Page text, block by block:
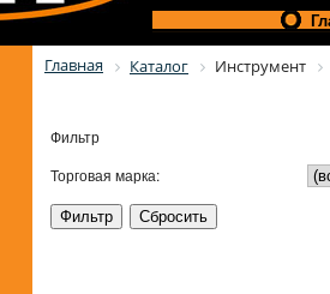
Главная Каталог Инструмент
Фильтр
Торговая марка: